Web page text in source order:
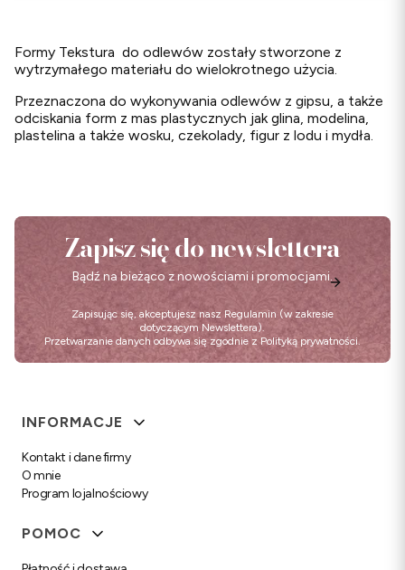
Formy Tekstura do odlewów zostały stworzone z
wytrzymałego materiału do wielokrotnego użycia.
Przeznaczona do wykonywania odlewów z gipsu, a także
odciskania form z mas plastycznych jak glina, modelina,
plastelina a także wosku, czekolady, figur z lodu i mydła.
Zapisz się do newslettera
Bądź na bieżąco z nowościami i promocjami.
Zapisując się, akceptujesz nasz Regulamin (w zakresie
dotyczącym Newslettera).
Przetwarzanie danych odbywa się zgodnie z Polityką prywatności.
Linki w stopce
INFORMACJE
Kontakt i dane firmy
O mnie
Program lojalnościowy
POMOC